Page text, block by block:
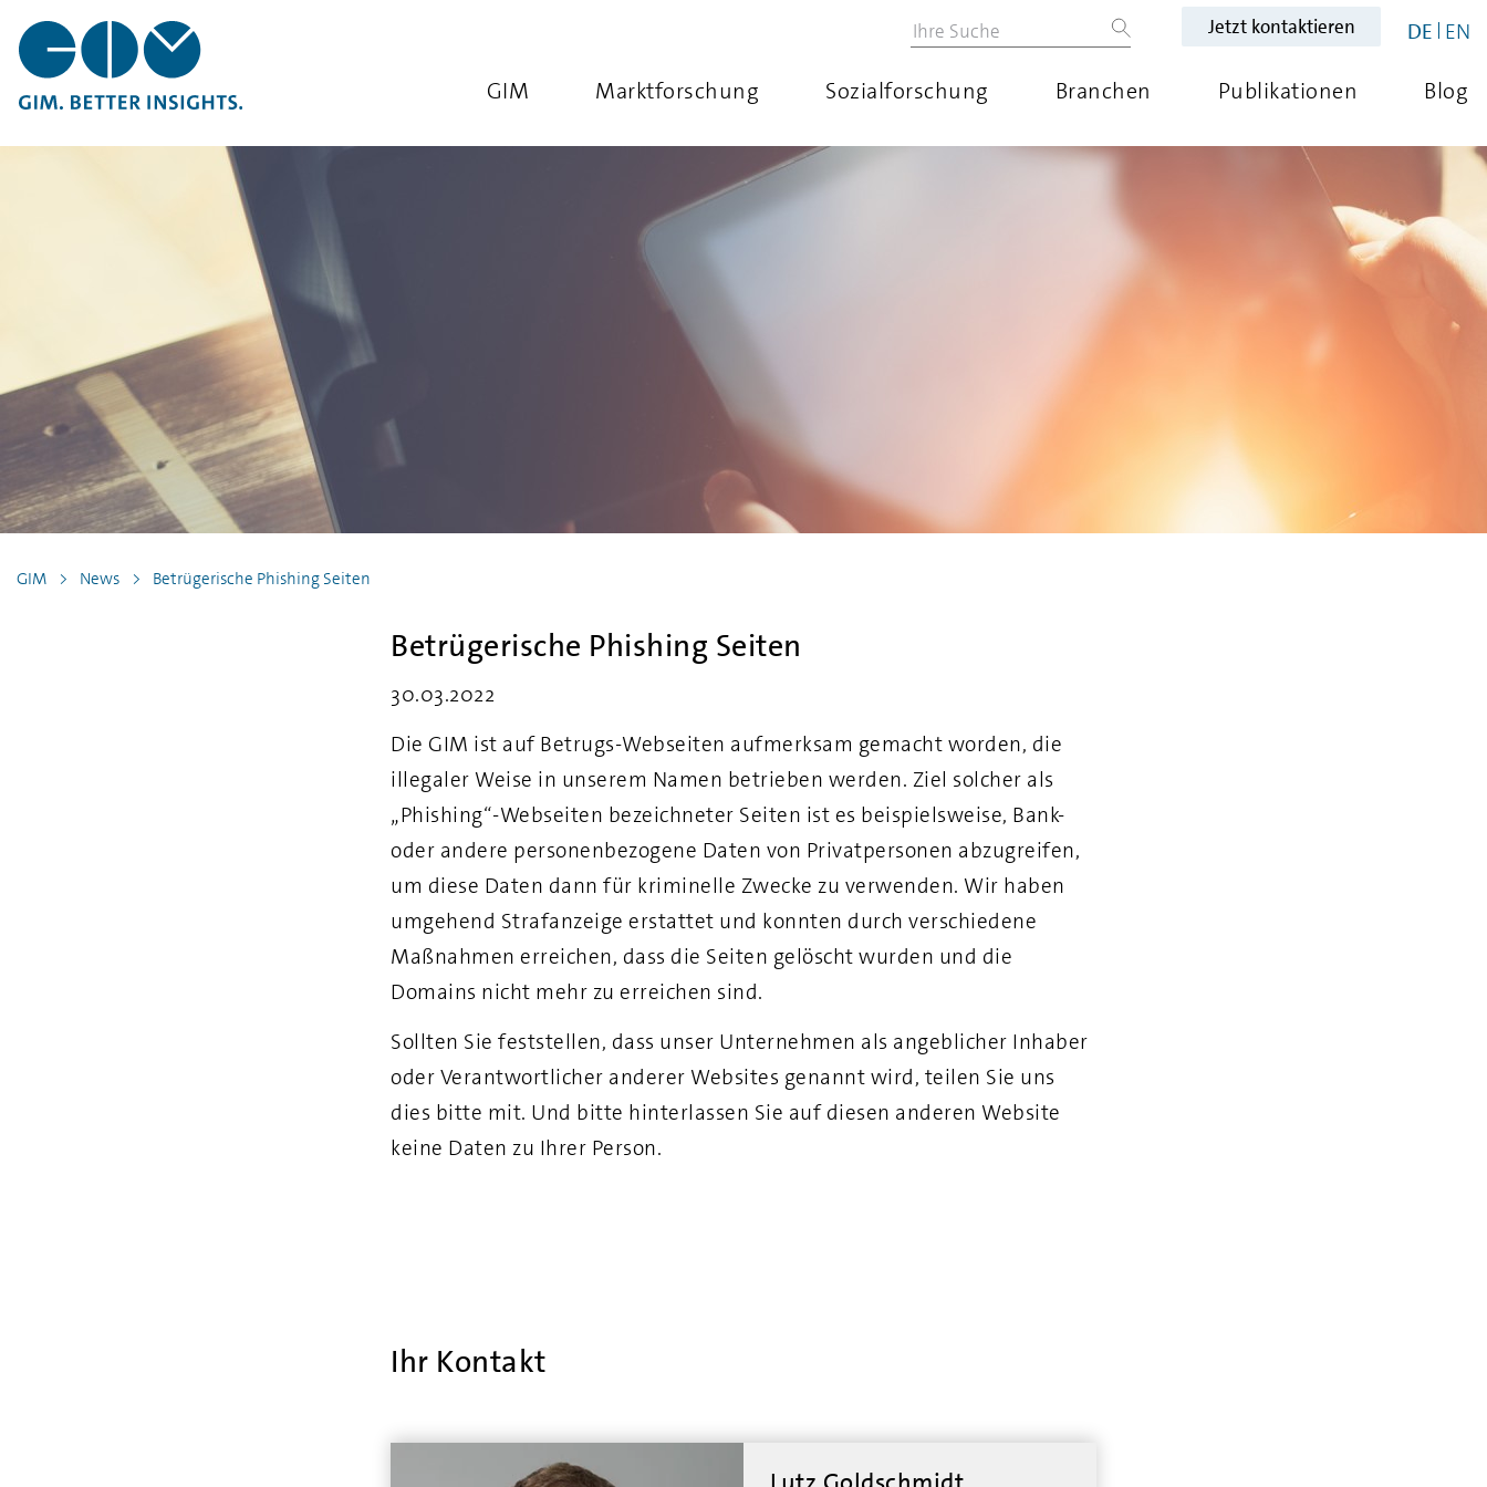
Jetzt kontaktieren DE EN
GIM Marktforschung Sozialforschung Branchen Publikationen Blog
GIM News Betrügerische Phishing Seiten
Betrügerische Phishing Seiten
30.03.2022
Die GIM ist auf Betrugs-Webseiten aufmerksam gemacht worden, die
illegaler Weise in unserem Namen betrieben werden. Ziel solcher als
„Phishing“-Webseiten bezeichneter Seiten ist es beispielsweise, Bank-
oder andere personenbezogene Daten von Privatpersonen abzugreifen,
um diese Daten dann für kriminelle Zwecke zu verwenden. Wir haben
umgehend Strafanzeige erstattet und konnten durch verschiedene
Maßnahmen erreichen, dass die Seiten gelöscht wurden und die
Domains nicht mehr zu erreichen sind.
Sollten Sie feststellen, dass unser Unternehmen als angeblicher Inhaber
oder Verantwortlicher anderer Websites genannt wird, teilen Sie uns
dies bitte mit. Und bitte hinterlassen Sie auf diesen anderen Website
keine Daten zu Ihrer Person.
Ihr Kontakt